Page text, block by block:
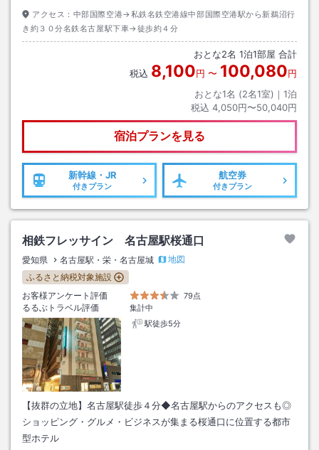
アクセス： 中部国際空港→私鉄名鉄空港線中部国際空港駅から新鵜沼行
き約３０分名鉄名古屋駅下車→徒歩約４分
おとな2名 1泊1部屋 合計
税込 8,100円 〜 100,080円
おとな1名 (2名1室)｜ 1泊
税込 4,050円〜50,040円
宿泊プランを見る
新幹線・JR
付きプラン
航空券
付きプラン
相鉄フレッサイン 名古屋駅桜通口
愛知県 名古屋駅・栄・名古屋城
地図
ふるさと納税対象施設
お客様アンケート評価
79点
るるぶトラベル評価
集計中
駅徒歩5分
【抜群の立地】名古屋駅徒歩４分◆名古屋駅からのアクセスも◎
ショッピング・グルメ・ビジネスが集まる桜通口に位置する都市
型ホテル